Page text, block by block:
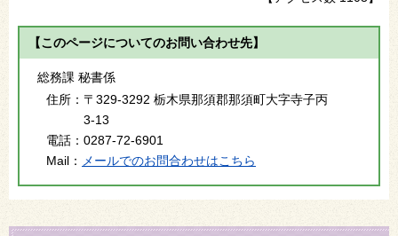
【このページについてのお問い合わせ先】
総務課 秘書係
住所： 〒329-3292 栃木県那須郡那須町大字寺子丙
3-13
電話： 0287-72-6901
Mail：
メールでのお問合わせはこちら